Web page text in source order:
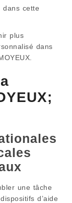
dans cette
plus
dans
une tâche
d’aide